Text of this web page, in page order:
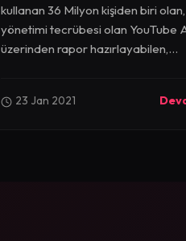
kullanan 36 Milyon kişiden biri
yönetimi tecrübesi olan YouTube
üzerinden rapor hazırlayabilen,...
23 Jan 2021